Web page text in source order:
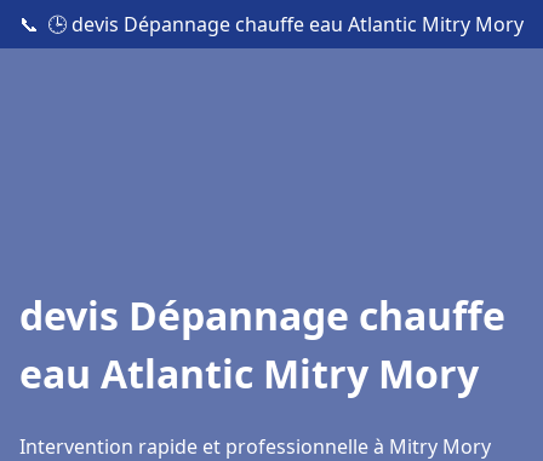
📞 🕒 devis Dépannage chauffe eau Atlantic Mitry Mory
devis Dépannage chauffe
eau Atlantic Mitry Mory
Intervention rapide et professionnelle à Mitry Mory